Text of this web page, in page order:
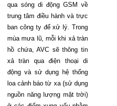
qua sóng di động GSM về
trung tâm điều hành và trực
ban công ty để xử lý. Trong
mùa mưa lũ, mỗi khi xả tràn
hồ chứa, AVC sẽ thông tin
xả tràn qua điện thoại di
động và sử dụng hệ thống
loa cảnh báo từ xa (sử dụng
nguồn năng lượng mặt trời)